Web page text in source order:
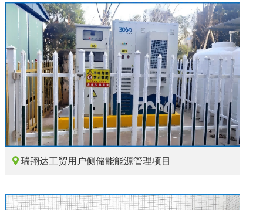
瑞翔达工贸用户侧储能能源管理项目